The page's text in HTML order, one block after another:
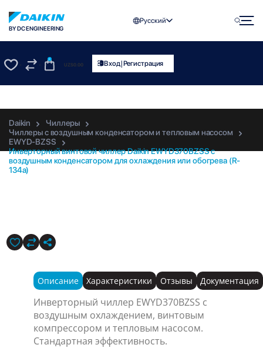
BY DC ENGINEERING
Русский
0
UZS0.00 Вход|Регистрация
Daikin
Чиллеры
Чиллеры с воздушным конденсатором и тепловым насосом
EWYD-BZSS
Инверторный винтовой чиллер Daikin EWYD370BZSS с
воздушным конденсатором для охлаждения или обогрева (R-
134a)
Описание Характеристики Отзывы Документация
Инверторный чиллер EWYD370BZSS с
воздушным охлаждением, винтовым
компрессором и тепловым насосом.
Стандартная эффективность.